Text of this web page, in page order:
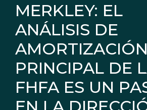
MERKLEY: EL
ANÁLISIS DE
AMORTIZACIÓN
PRINCIPAL DE
FHFA ES UN